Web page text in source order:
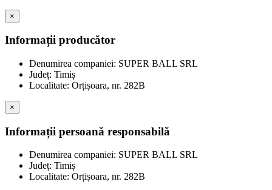
×
Informații producător
Denumirea companiei: SUPER BALL SRL
Județ: Timiș
Localitate: Orțișoara, nr. 282B
×
Informații persoană responsabilă
Denumirea companiei: SUPER BALL SRL
Județ: Timiș
Localitate: Orțișoara, nr. 282B